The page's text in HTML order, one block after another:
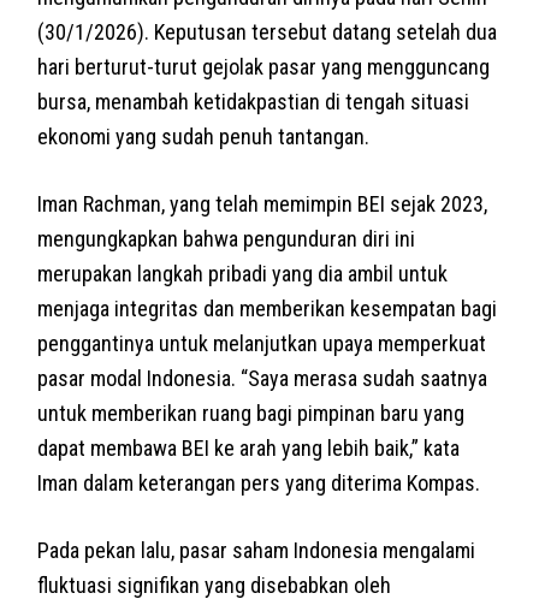
(30/1/2026). Keputusan tersebut datang setelah dua
hari berturut-turut gejolak pasar yang mengguncang
bursa, menambah ketidakpastian di tengah situasi
ekonomi yang sudah penuh tantangan.
Iman Rachman, yang telah memimpin BEI sejak 2023,
mengungkapkan bahwa pengunduran diri ini
merupakan langkah pribadi yang dia ambil untuk
menjaga integritas dan memberikan kesempatan bagi
penggantinya untuk melanjutkan upaya memperkuat
pasar modal Indonesia. “Saya merasa sudah saatnya
untuk memberikan ruang bagi pimpinan baru yang
dapat membawa BEI ke arah yang lebih baik,” kata
Iman dalam keterangan pers yang diterima Kompas.
Pada pekan lalu, pasar saham Indonesia mengalami
fluktuasi signifikan yang disebabkan oleh